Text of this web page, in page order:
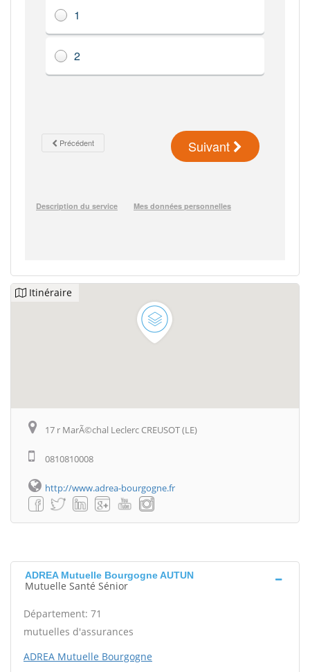
Itinéraire
17 r MarÃ©chal Leclerc CREUSOT (LE)
0810810008
http://www.adrea-bourgogne.fr
ADREA Mutuelle Bourgogne AUTUN
Mutuelle Santé Sénior
Département: 71
mutuelles d'assurances
ADREA Mutuelle Bourgogne